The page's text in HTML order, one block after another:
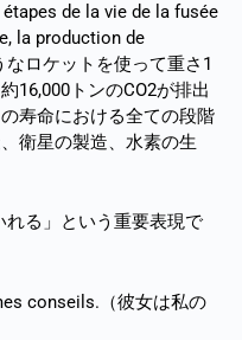
de la vie de la fusée
la production de
なロケットを使って重さ1
16,000トンのCO2が排出
寿命における全ての段階
衛星の製造、水素の生
る」という重要表現で
conseils.（彼女は私の